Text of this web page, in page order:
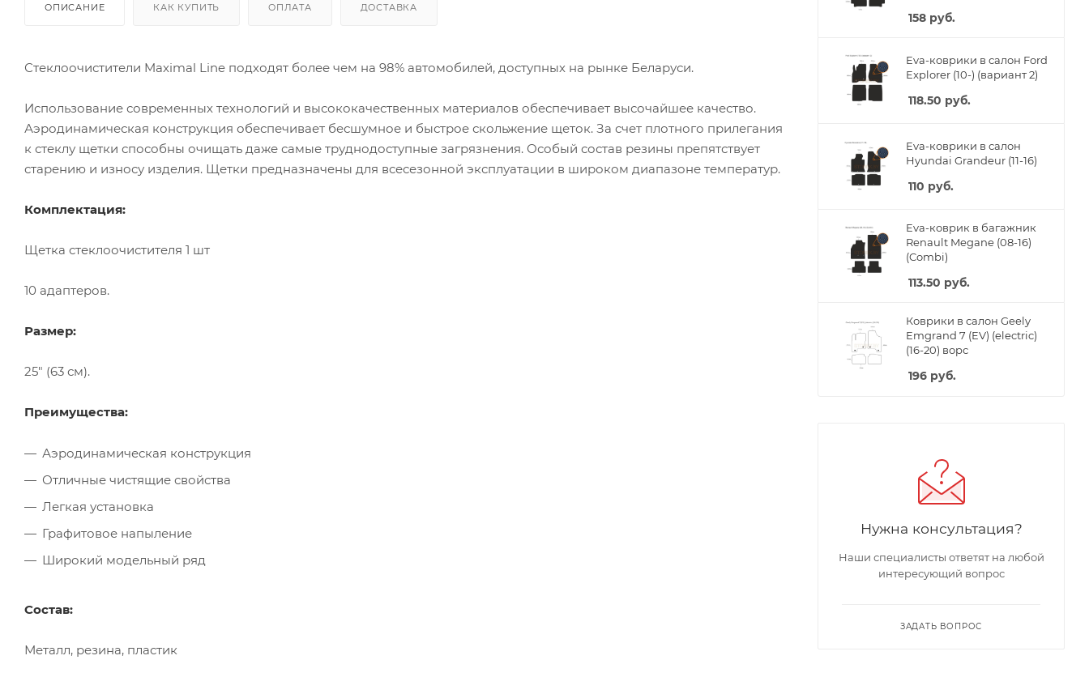
ОПИСАНИЕ КАК КУПИТЬ ОПЛАТА ДОСТАВКА
Стеклоочистители Maximal Line подходят более чем на 98% автомобилей, доступных на рынке Беларуси.
Использование современных технологий и высококачественных материалов обеспечивает высочайшее качество.
Аэродинамическая конструкция обеспечивает бесшумное и быстрое скольжение щеток. За счет плотного прилегания
к стеклу щетки способны очищать даже самые труднодоступные загрязнения. Особый состав резины препятствует
старению и износу изделия. Щетки предназначены для всесезонной эксплуатации в широком диапазоне температур.
Комплектация:
Щетка стеклоочистителя 1 шт
10 адаптеров.
Размер:
25" (63 см).
Преимущества:
Аэродинамическая конструкция
Отличные чистящие свойства
Легкая установка
Графитовое напыление
Широкий модельный ряд
Состав:
Металл, резина, пластик
158 руб.
Eva-коврики в салон Ford
Explorer (10-) (вариант 2)
118.50 руб.
Eva-коврики в салон
Hyundai Grandeur (11-16)
110 руб.
Eva-коврик в багажник
Renault Megane (08-16)
(Combi)
113.50 руб.
Коврики в салон Geely
Emgrand 7 (EV) (electric)
(16-20) ворс
196 руб.
Нужна консультация?
Наши специалисты ответят на любой
интересующий вопрос
ЗАДАТЬ ВОПРОС